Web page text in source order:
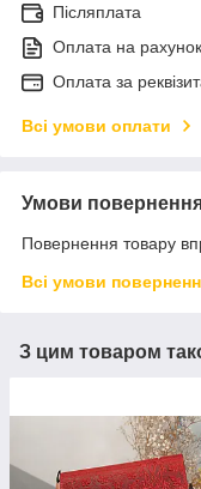
Післяплата
Оплата на рахунок
Оплата за
Всі умови оплати
Умови
Повернення товару
Всі умови
З цим товаром